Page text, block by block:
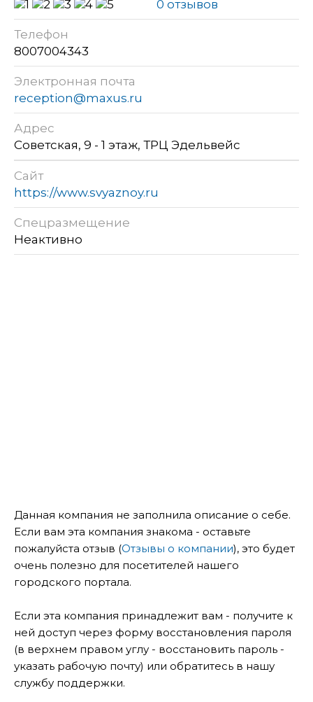
0 отзывов
Телефон
8007004343
Электронная почта
reception@maxus.ru
Адрес
Советская, 9 - 1 этаж, ТРЦ Эдельвейс
Сайт
https://www.svyaznoy.ru
Спецразмещение
Неактивно
Данная компания не заполнила описание о себе.
Если вам эта компания знакома - оставьте
пожалуйста отзыв (Отзывы о компании), это будет
очень полезно для посетителей нашего
городского портала.
Если эта компания принадлежит вам - получите к
ней доступ через форму восстановления пароля
(в верхнем правом углу - восстановить пароль -
указать рабочую почту) или обратитесь в нашу
службу поддержки.